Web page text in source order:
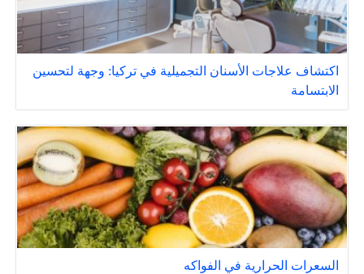
اكتشاف علاجات الأسنان التجميلية في تركيا: وجهة لتحسين
الابتسامة
السعرات الحرارية في الفواكه